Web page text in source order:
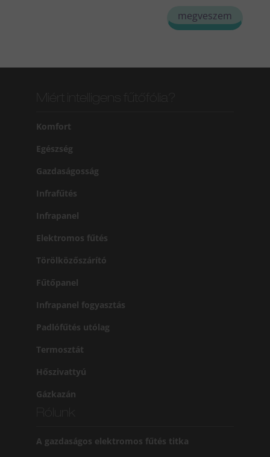
megveszem
Komfort
Egészség
Gazdaságosság
Infrafűtés
Infrapanel
Elektromos fűtés
Törölközőszárító
Fűtőpanel
Infrapanel fogyasztás
Padlófűtés utólag
Termosztát
Hőszivattyú
Gázkazán
A gazdaságos elektromos fűtés titka